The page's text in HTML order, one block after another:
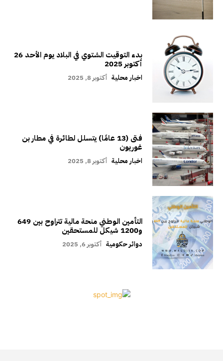
بدء التوقيت الشتوي في البلاد يوم الأحد 26
أكتوبر 2025
اخبار محلية أكتوبر 8, 2025
فتى (13 عامًا) يتسلل لطائرة في مطار بن
غوريون
اخبار محلية أكتوبر 8, 2025
التأمين الوطني منحة مالية تتراوح بين 649
و1200 شيكل للمستحقين
دوائر حكومية أكتوبر 6, 2025